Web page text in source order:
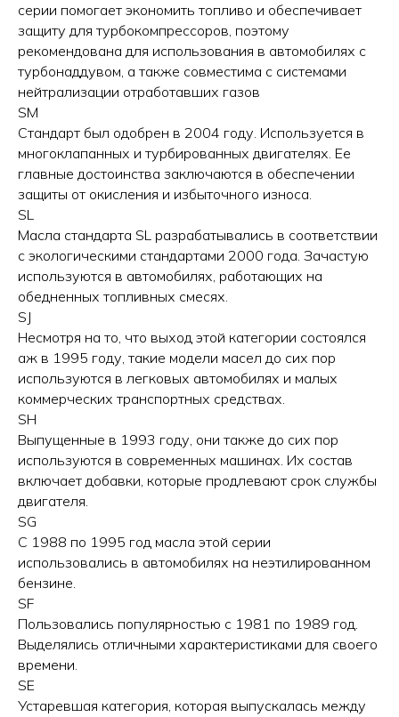
серии помогает экономить топливо и обеспечивает
защиту для турбокомпрессоров, поэтому
рекомендована для использования в автомобилях с
турбонаддувом, а также совместима с системами
нейтрализации отработавших газов
SM
Стандарт был одобрен в 2004 году. Используется в
многоклапанных и турбированных двигателях. Ее
главные достоинства заключаются в обеспечении
защиты от окисления и избыточного износа.
SL
Масла стандарта SL разрабатывались в соответствии
с экологическими стандартами 2000 года. Зачастую
используются в автомобилях, работающих на
обедненных топливных смесях.
SJ
Несмотря на то, что выход этой категории состоялся
аж в 1995 году, такие модели масел до сих пор
используются в легковых автомобилях и малых
коммерческих транспортных средствах.
SH
Выпущенные в 1993 году, они также до сих пор
используются в современных машинах. Их состав
включает добавки, которые продлевают срок службы
двигателя.
SG
С 1988 по 1995 год масла этой серии
использовались в автомобилях на неэтилированном
бензине.
SF
Пользовались популярностью с 1981 по 1989 год.
Выделялись отличными характеристиками для своего
времени.
SE
Устаревшая категория, которая выпускалась между